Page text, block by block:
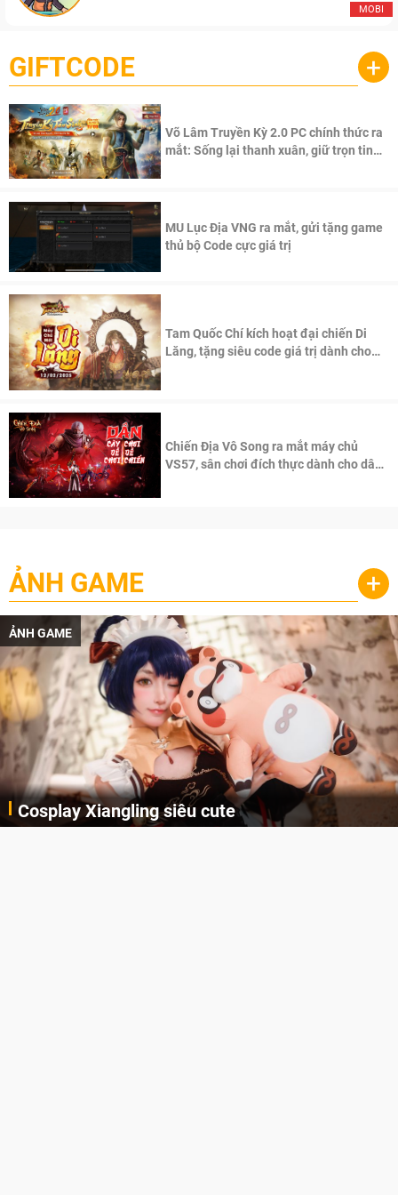
MOBI
GIFTCODE +
Võ Lâm Truyền Kỳ 2.0 PC chính thức ra
mắt: Sống lại thanh xuân, giữ trọn tinh
MU Lục Địa VNG ra mắt, gửi tặng game
thủ bộ Code cực giá trị
Tam Quốc Chí kích hoạt đại chiến Di
Lăng, tặng siêu code giá trị dành cho
Chiến Địa Vô Song ra mắt máy chủ
VS57, sân chơi đích thực dành cho dân
ẢNH GAME +
ẢNH GAME
Cosplay Xiangling siêu cute